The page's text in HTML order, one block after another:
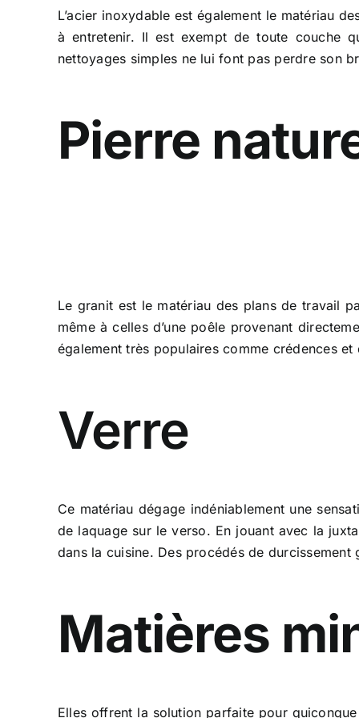
L’acier inoxydable est également le matériau
à entretenir. Il est exempt de toute couche
nettoyages simples ne lui font pas perdre son
Pierre
Le granit est le matériau des plans de travail
même à celles d’une poêle provenant
également très populaires comme crédences
Verre
Ce matériau dégage indéniablement une
de laquage sur le verso. En jouant avec la
dans la cuisine. Des procédés de
Matières
Elles offrent la solution parfaite pour